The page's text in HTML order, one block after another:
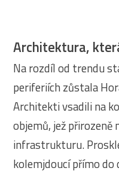
Architektura,
Na rozdíl od trendu
periferiích zůstala
Architekti vsadili na
objemů, jež přirozeně
infrastrukturu.
kolemjdoucí přímo